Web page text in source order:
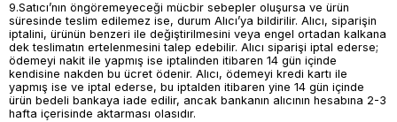
9.Satıcı’nın öngöremeyeceği mücbir sebepler oluşursa ve ürün
süresinde teslim edilemez ise, durum Alıcı’ya bildirilir. Alıcı, siparişin
iptalini, ürünün benzeri ile değiştirilmesini veya engel ortadan kalkana
dek teslimatın ertelenmesini talep edebilir. Alıcı siparişi iptal ederse;
ödemeyi nakit ile yapmış ise iptalinden itibaren 14 gün içinde
kendisine nakden bu ücret ödenir. Alıcı, ödemeyi kredi kartı ile
yapmış ise ve iptal ederse, bu iptalden itibaren yine 14 gün içinde
ürün bedeli bankaya iade edilir, ancak bankanın alıcının hesabına 2-3
hafta içerisinde aktarması olasıdır.